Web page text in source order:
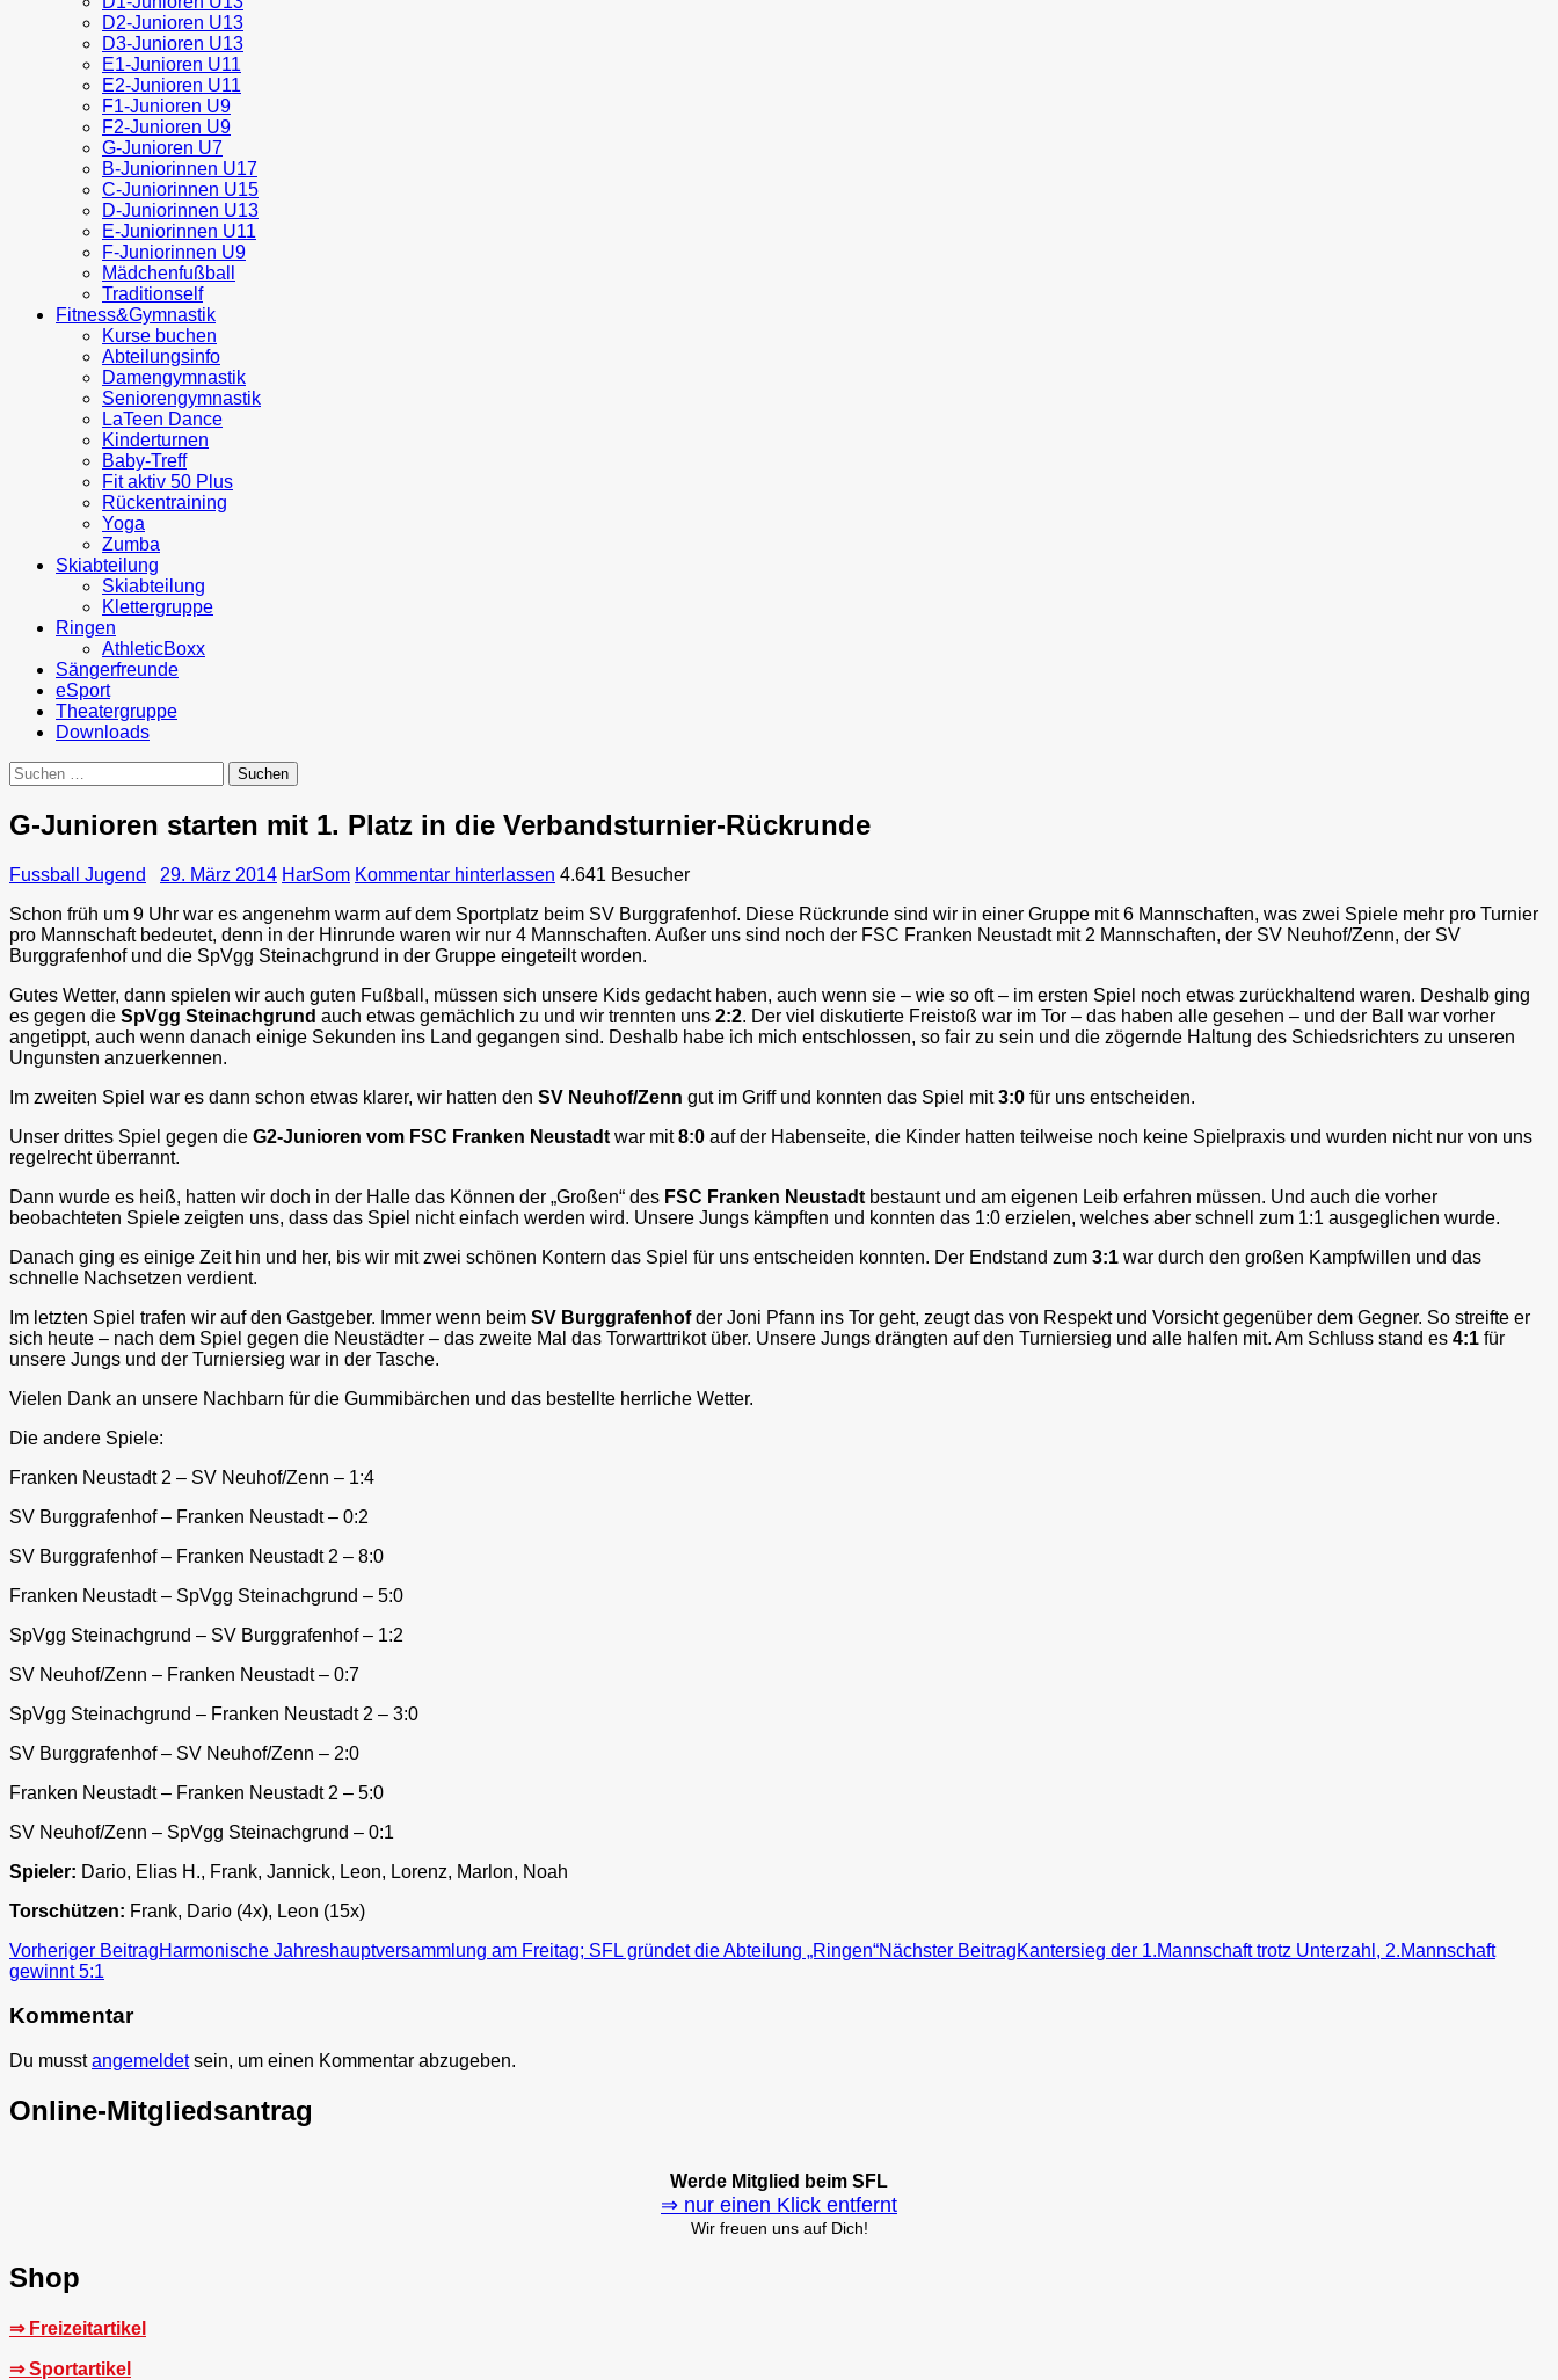
D2-Junioren U13
D3-Junioren U13
E1-Junioren U11
E2-Junioren U11
F1-Junioren U9
F2-Junioren U9
G-Junioren U7
B-Juniorinnen U17
C-Juniorinnen U15
D-Juniorinnen U13
E-Juniorinnen U11
F-Juniorinnen U9
Mädchenfußball
Traditionself
Fitness&Gymnastik
Kurse buchen
Abteilungsinfo
Damengymnastik
Seniorengymnastik
LaTeen Dance
Kinderturnen
Baby-Treff
Fit aktiv 50 Plus
Rückentraining
Yoga
Zumba
Skiabteilung
Skiabteilung
Klettergruppe
Ringen
AthleticBoxx
Sängerfreunde
eSport
Theatergruppe
Downloads
Suchen
nach:
G-Junioren starten mit 1. Platz in die Verbandsturnier-Rückrunde
Fussball Jugend 29. März 2014 HarSom Kommentar hinterlassen 4.641 Besucher
Schon früh um 9 Uhr war es angenehm warm auf dem Sportplatz beim SV Burggrafenhof. Diese Rückrunde sind wir in einer Gruppe mit 6 Mannschaften, was zwei Spiele mehr pro Turnier
pro Mannschaft bedeutet, denn in der Hinrunde waren wir nur 4 Mannschaften. Außer uns sind noch der FSC Franken Neustadt mit 2 Mannschaften, der SV Neuhof/Zenn, der SV
Burggrafenhof und die SpVgg Steinachgrund in der Gruppe eingeteilt worden.
Gutes Wetter, dann spielen wir auch guten Fußball, müssen sich unsere Kids gedacht haben, auch wenn sie – wie so oft – im ersten Spiel noch etwas zurückhaltend waren. Deshalb ging
es gegen die SpVgg Steinachgrund auch etwas gemächlich zu und wir trennten uns 2:2. Der viel diskutierte Freistoß war im Tor – das haben alle gesehen – und der Ball war vorher
angetippt, auch wenn danach einige Sekunden ins Land gegangen sind. Deshalb habe ich mich entschlossen, so fair zu sein und die zögernde Haltung des Schiedsrichters zu unseren
Ungunsten anzuerkennen.
Im zweiten Spiel war es dann schon etwas klarer, wir hatten den SV Neuhof/Zenn gut im Griff und konnten das Spiel mit3:0 für uns entscheiden.
Unser drittes Spiel gegen die G2-Junioren vom FSC Franken Neustadt war mit8:0 auf der Habenseite, die Kinder hatten teilweise noch keine Spielpraxis und wurden nicht nur von uns
regelrecht überrannt.
Dann wurde es heiß, hatten wir doch in der Halle das Können der „Großen“ des FSC Franken Neustadt bestaunt und am eigenen Leib erfahren müssen. Und auch die vorher
beobachteten Spiele zeigten uns, dass das Spiel nicht einfach werden wird. Unsere Jungs kämpften und konnten das 1:0 erzielen, welches aber schnell zum 1:1 ausgeglichen wurde.
Danach ging es einige Zeit hin und her, bis wir mit zwei schönen Kontern das Spiel für uns entscheiden konnten. Der Endstand zum 3:1 war durch den großen Kampfwillen und das
schnelle Nachsetzen verdient.
Im letzten Spiel trafen wir auf den Gastgeber. Immer wenn beim SV Burggrafenhofder Joni Pfann ins Tor geht, zeugt das von Respekt und Vorsicht gegenüber dem Gegner. So streifte er
sich heute – nach dem Spiel gegen die Neustädter – das zweite Mal das Torwarttrikot über. Unsere Jungs drängten auf den Turniersieg und alle halfen mit. Am Schluss stand es 4:1 für
unsere Jungs und der Turniersieg war in der Tasche.
Vielen Dank an unsere Nachbarn für die Gummibärchen und das bestellte herrliche Wetter.
Die andere Spiele:
Franken Neustadt 2 – SV Neuhof/Zenn – 1:4
SV Burggrafenhof – Franken Neustadt – 0:2
SV Burggrafenhof – Franken Neustadt 2 – 8:0
Franken Neustadt – SpVgg Steinachgrund – 5:0
SpVgg Steinachgrund – SV Burggrafenhof – 1:2
SV Neuhof/Zenn – Franken Neustadt – 0:7
SpVgg Steinachgrund – Franken Neustadt 2 – 3:0
SV Burggrafenhof – SV Neuhof/Zenn – 2:0
Franken Neustadt – Franken Neustadt 2 – 5:0
SV Neuhof/Zenn – SpVgg Steinachgrund – 0:1
Spieler: Dario, Elias H., Frank, Jannick, Leon, Lorenz, Marlon, Noah
Torschützen: Frank, Dario (4x), Leon (15x)
Beitragsnavigation
Vorheriger BeitragHarmonische Jahreshauptversammlung am Freitag; SFL gründet die Abteilung „Ringen“Nächster BeitragKantersieg der 1.Mannschaft trotz Unterzahl, 2.Mannschaft
gewinnt 5:1
Kommentar
Du musstangemeldetsein, um einen Kommentar abzugeben.
Online-Mitgliedsantrag
Werde Mitglied beim SFL
⇒ nur einen Klick entfernt
Wir freuen uns auf Dich!
Shop
⇒ Freizeitartikel
⇒ Sportartikel